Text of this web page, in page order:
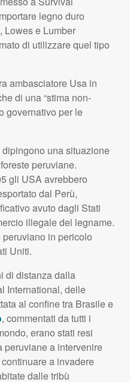
legno duro
Lowes e Lumber
di utilizzare quel tipo
ambasciatore Usa in
di una “stima non-
governativo per le
dipingono una situazione
peruviane.
gli USA avrebbero
dal Perù,
avuto dagli Stati
illegale del legname.
in pericolo
Uniti.
di distanza dalla
International, delle
al confine tra Brasile e
, commentati da tutti i
erano stati resi
peruviane a intervenire
a invadere
dalle tribù